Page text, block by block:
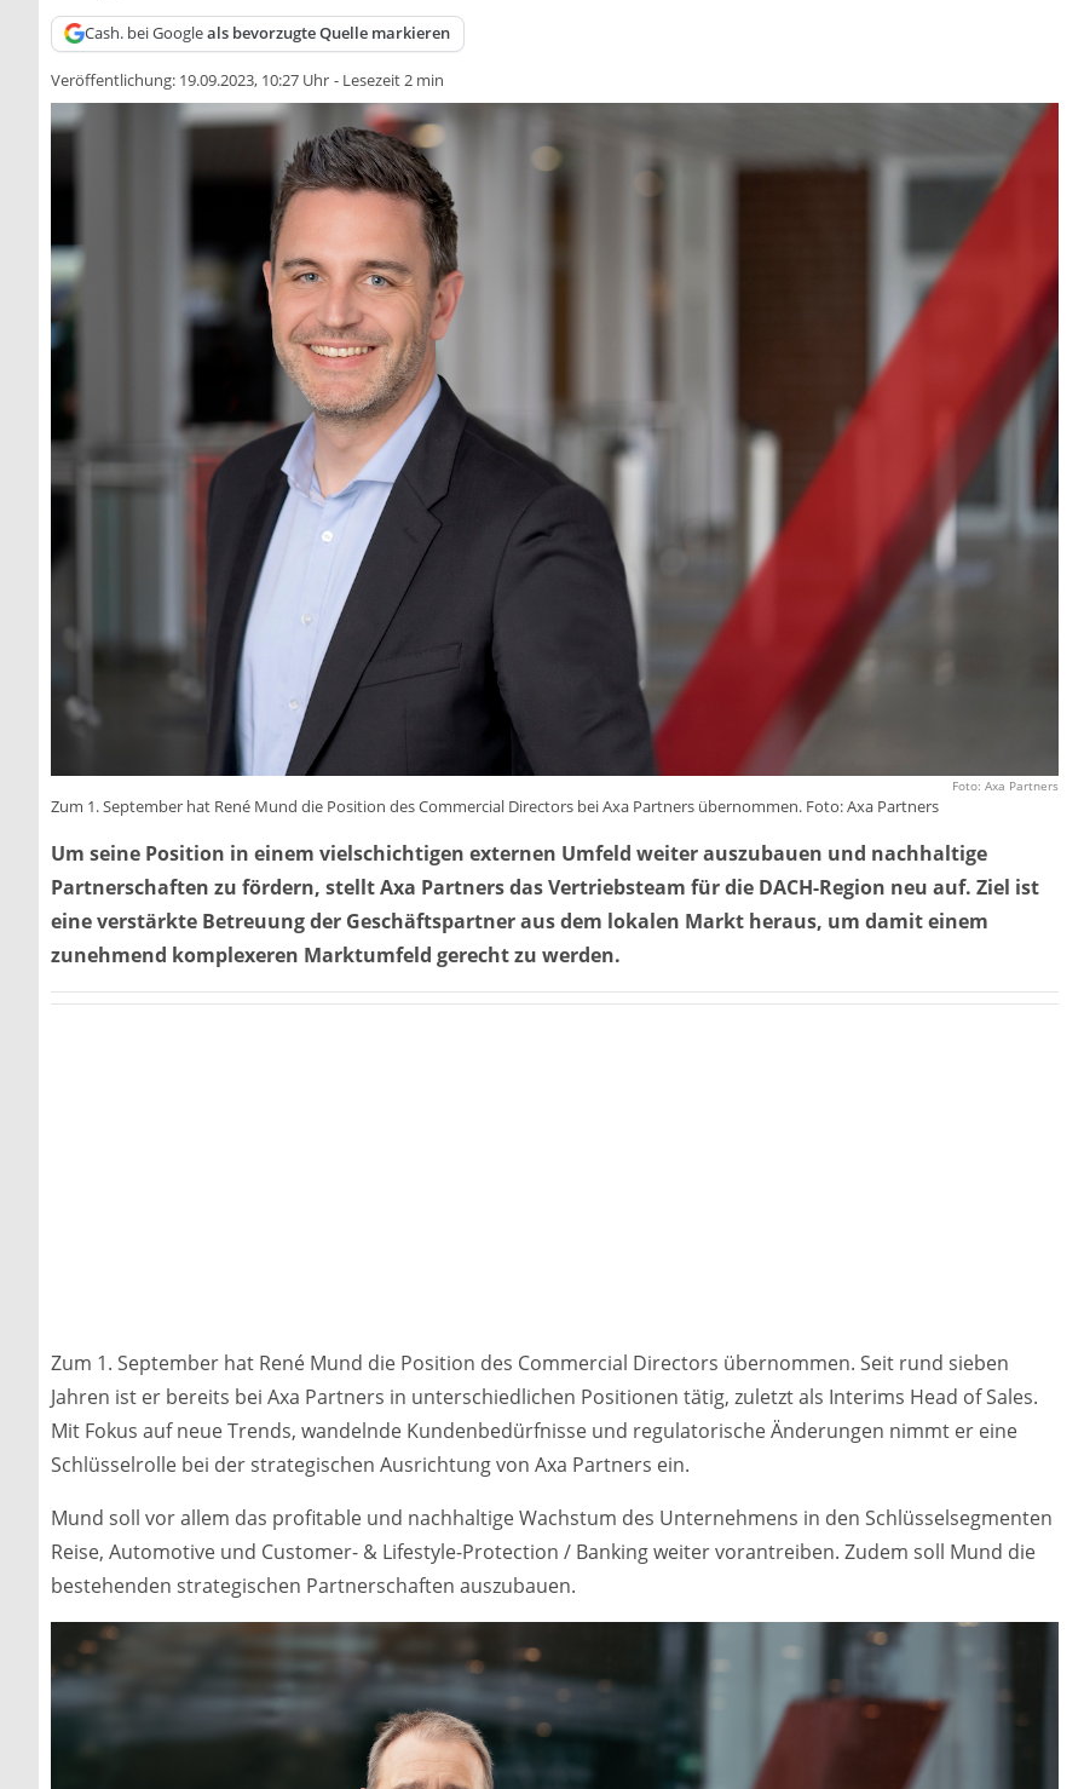
Cash. bei Googleals bevorzugte Quelle markieren
Veröffentlichung: 19.09.2023, 10:27 Uhr - Lesezeit 2 min
Foto: Axa Partners
Zum 1. September hat René Mund die Position des Commercial Directors bei Axa Partners übernommen. Foto: Axa Partners
Um seine Position in einem vielschichtigen externen Umfeld weiter auszubauen und nachhaltige
Partnerschaften zu fördern, stellt Axa Partners das Vertriebsteam für die DACH-Region neu auf. Ziel ist
eine verstärkte Betreuung der Geschäftspartner aus dem lokalen Markt heraus, um damit einem
zunehmend komplexeren Marktumfeld gerecht zu werden.
Zum 1. September hat René Mund die Position des Commercial Directors übernommen. Seit rund sieben
Jahren ist er bereits bei Axa Partners in unterschiedlichen Positionen tätig, zuletzt als Interims Head of Sales.
Mit Fokus auf neue Trends, wandelnde Kundenbedürfnisse und regulatorische Änderungen nimmt er eine
Schlüsselrolle bei der strategischen Ausrichtung von Axa Partners ein.
Mund soll vor allem das profitable und nachhaltige Wachstum des Unternehmens in den Schlüsselsegmenten
Reise, Automotive und Customer- & Lifestyle-Protection / Banking weiter vorantreiben. Zudem soll Mund die
bestehenden strategischen Partnerschaften auszubauen.